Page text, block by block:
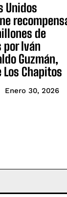
Unidos
de
por Iván
Guzmán,
Los Chapitos
Enero 30, 2026